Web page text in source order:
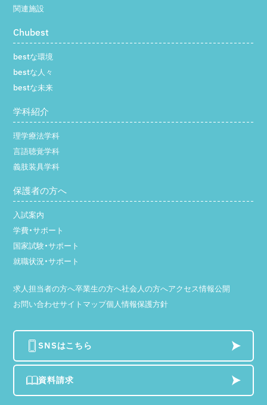
SNSはこちら
資料請求
関連施設
Chubest
bestな環境
bestな人々
bestな未来
学科紹介
理学療法学科
言語聴覚学科
義肢装具学科
保護者の方へ
入試案内
学費・サポート
国家試験・サポート
就職状況・サポート
求人担当者の方へ卒業生の方へ社会人の方へアクセス情報公開
お問い合わせサイトマップ個人情報保護方針